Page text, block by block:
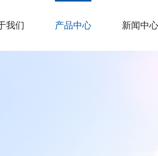
我们 产品中心 新闻中心